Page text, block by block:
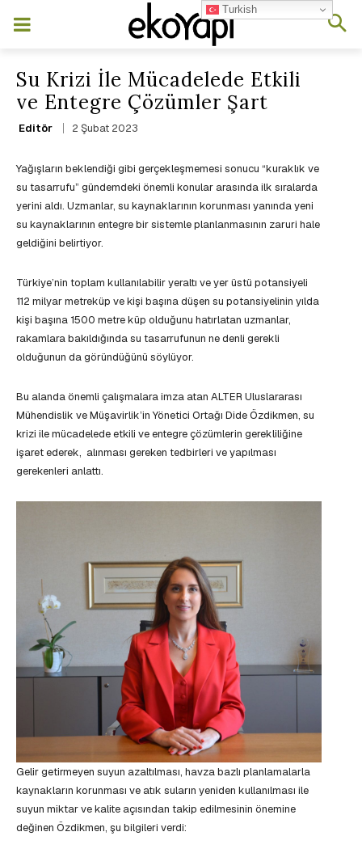
Su Krizi İle Mücadelede Etkili
ve Entegre Çözümler Şart
Editör 2 Şubat 2023
Yağışların beklendiği gibi gerçekleşmemesi sonucu “kuraklık ve
su tasarrufu” gündemdeki önemli konular arasında ilk sıralarda
yerini aldı. Uzmanlar, su kaynaklarının korunması yanında yeni
su kaynaklarının entegre bir sistemle planlanmasının zaruri hale
geldiğini belirtiyor.
Türkiye’nin toplam kullanılabilir yeraltı ve yer üstü potansiyeli
112 milyar metreküp ve kişi başına düşen su potansiyelinin yılda
kişi başına 1500 metre küp olduğunu hatırlatan uzmanlar,
rakamlara bakıldığında su tasarrufunun ne denli gerekli
olduğunun da göründüğünü söylüyor.
Bu alanda önemli çalışmalara imza atan ALTER Uluslararası
Mühendislik ve Müşavirlik’in Yönetici Ortağı Dide Özdikmen, su
krizi ile mücadelede etkili ve entegre çözümlerin gerekliliğine
işaret ederek, alınması gereken tedbirleri ve yapılması
gerekenleri anlattı.
Gelir getirmeyen suyun azaltılması, havza bazlı planlamalarla
kaynakların korunması ve atık suların yeniden kullanılması ile
suyun miktar ve kalite açısından takip edilmesinin önemine
değinen Özdikmen, şu bilgileri verdi:
Turkish